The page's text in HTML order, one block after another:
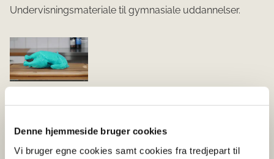
Denne hjemmeside bruger cookies
Vi bruger egne cookies samt cookies fra tredjepart til
Undervisningsmateriale til gymnasiale uddannelser.
Køkkenhygiejne i hjemmet -
Råt kød
2019